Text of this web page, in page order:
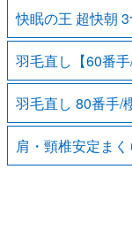
快眠の王 超快朝
羽毛直し【60番手
羽毛直し 80番手/
肩・頸椎安定まく